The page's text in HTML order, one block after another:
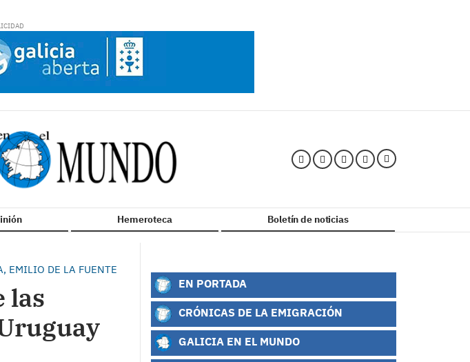
Hemeroteca Boletín de noticias
EMILIO DE LA FUENTE
las
EN PORTADA
CRÓNICAS DE LA EMIGRACIÓN
GALICIA EN EL MUNDO